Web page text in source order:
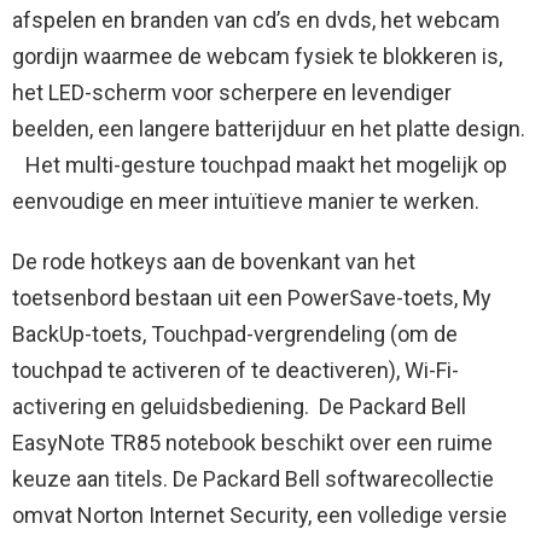
afspelen en branden van cd’s en dvds, het webcam
gordijn waarmee de webcam fysiek te blokkeren is,
het LED-scherm voor scherpere en levendiger
beelden, een langere batterijduur en het platte design.
Het multi-gesture touchpad maakt het mogelijk op
eenvoudige en meer intuïtieve manier te werken.
De rode hotkeys aan de bovenkant van het
toetsenbord bestaan uit een PowerSave-toets, My
BackUp-toets, Touchpad-vergrendeling (om de
touchpad te activeren of te deactiveren), Wi-Fi-
activering en geluidsbediening. De Packard Bell
EasyNote TR85 notebook beschikt over een ruime
keuze aan titels. De Packard Bell softwarecollectie
omvat Norton Internet Security, een volledige versie